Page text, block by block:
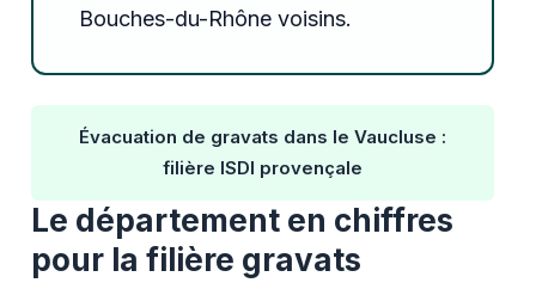
Bouches-du-Rhône voisins.
Évacuation de gravats dans le Vaucluse :
filière ISDI provençale
Le département en chiffres
pour la filière gravats